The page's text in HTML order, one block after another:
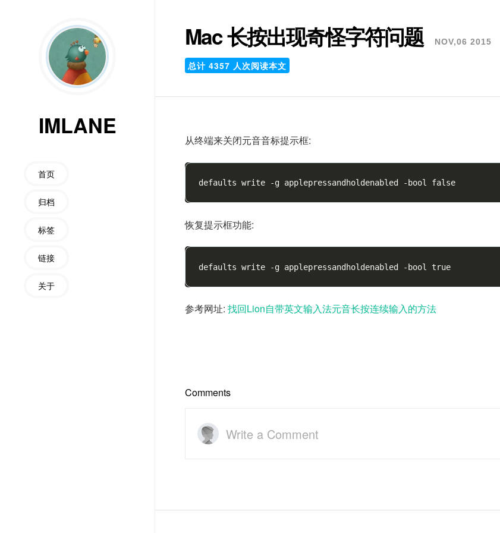
IMLANE
首页
归档
标签
链接
关于
Mac 长按出现奇怪字符问题 NOV,06 2015
总计 4357 人次阅读本文
从终端来关闭元音音标提示框:
defaults write -g applepressandholdenabled -bool false
恢复提示框功能:
defaults write -g applepressandholdenabled -bool true
参考网址: 找回Lion自带英文输入法元音长按连续输入的方法
Comments
Write a Comment